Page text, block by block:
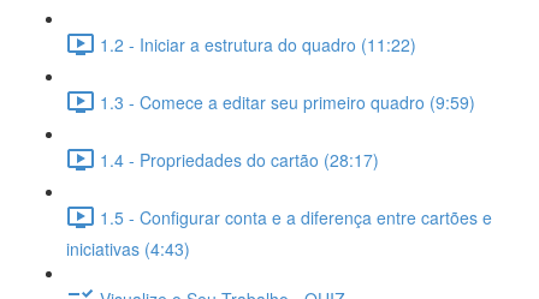
1.2 - Iniciar a estrutura do quadro (11:22)
1.3 - Comece a editar seu primeiro quadro (9:59)
1.4 - Propriedades do cartão (28:17)
1.5 - Configurar conta e a diferença entre cartões e
iniciativas (4:43)